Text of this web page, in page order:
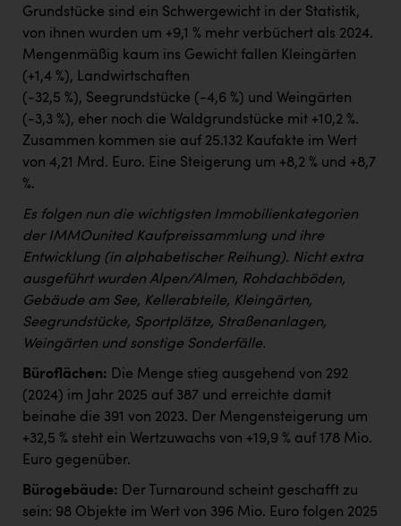
Grundstücke sind ein Schwergewicht in der Statistik,
von ihnen wurden um +9,1 % mehr verbüchert als 2024.
Mengenmäßig kaum ins Gewicht fallen Kleingärten
(+1,4 %), Landwirtschaften
(-32,5 %), Seegrundstücke (-4,6 %) und Weingärten
(-3,3 %), eher noch die Waldgrundstücke mit +10,2 %.
Zusammen kommen sie auf 25.132 Kaufakte im Wert
von 4,21 Mrd. Euro. Eine Steigerung um +8,2 % und +8,7
%.
Es folgen nun die wichtigsten Immobilienkategorien
der IMMOunited Kaufpreissammlung und ihre
Entwicklung (in alphabetischer Reihung). Nicht extra
ausgeführt wurden Alpen/Almen, Rohdachböden,
Gebäude am See, Kellerabteile, Kleingärten,
Seegrundstücke, Sportplätze, Straßenanlagen,
Weingärten und sonstige Sonderfälle.
Büroflächen: Die Menge stieg ausgehend von 292
(2024) im Jahr 2025 auf 387 und erreichte damit
beinahe die 391 von 2023. Der Mengensteigerung um
+32,5 % steht ein Wertzuwachs von +19,9 % auf 178 Mio.
Euro gegenüber.
Bürogebäude: Der Turnaround scheint geschafft zu
sein: 98 Objekte im Wert von 396 Mio. Euro folgen 2025